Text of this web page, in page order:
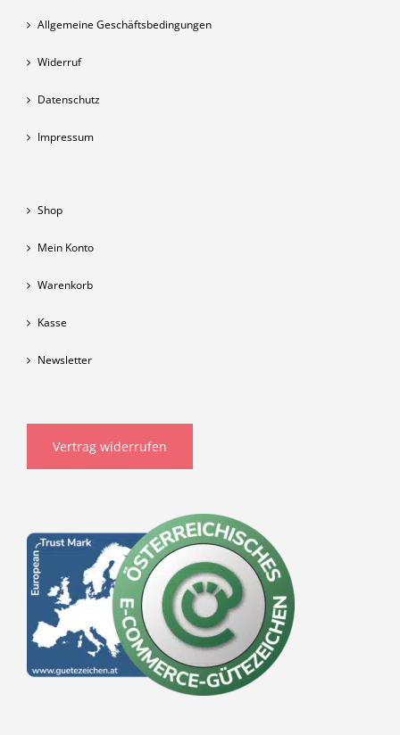
Allgemeine Geschäftsbedingungen
Widerruf
Datenschutz
Impressum
Shop
Mein Konto
Warenkorb
Kasse
Newsletter
Vertrag widerrufen